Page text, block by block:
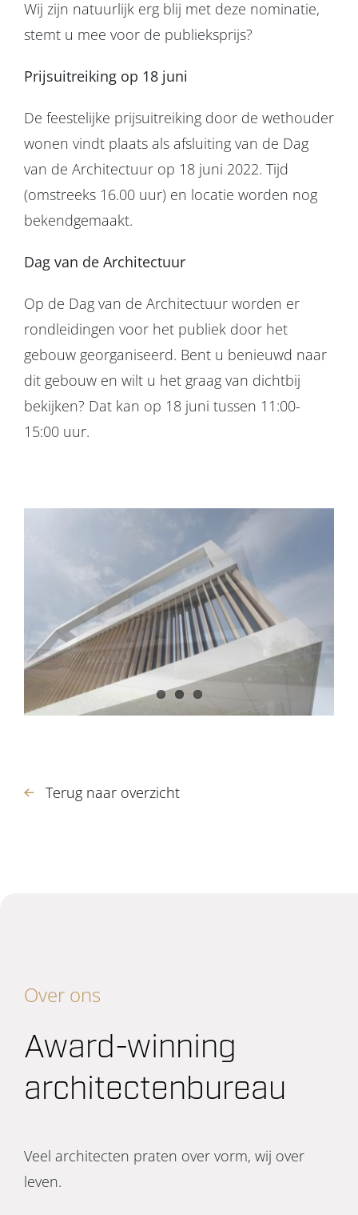
Wij zijn natuurlijk erg blij met deze nominatie,
stemt u mee voor de publieksprijs?
Prijsuitreiking op 18 juni
De feestelijke prijsuitreiking door de wethouder
wonen vindt plaats als afsluiting van de Dag
van de Architectuur op 18 juni 2022. Tijd
(omstreeks 16.00 uur) en locatie worden nog
bekendgemaakt.
Dag van de Architectuur
Op de Dag van de Architectuur worden er
rondleidingen voor het publiek door het
gebouw georganiseerd. Bent u benieuwd naar
dit gebouw en wilt u het graag van dichtbij
bekijken? Dat kan op 18 juni tussen 11:00-
15:00 uur.
Terug naar overzicht
Over ons
Award-winning
architectenbureau
Veel architecten praten over vorm, wij over
leven.